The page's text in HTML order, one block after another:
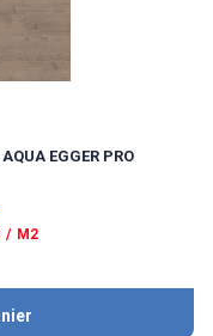
EGGER PRO
/ M2